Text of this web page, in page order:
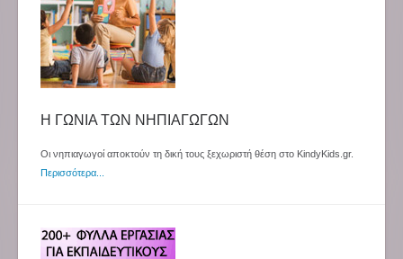
Η ΓΩΝΙΑ ΤΩΝ ΝΗΠΙΑΓΩΓΩΝ
Οι νηπιαγωγοί αποκτούν τη δική τους ξεχωριστή θέση στο KindyKids.gr.
Περισσότερα...